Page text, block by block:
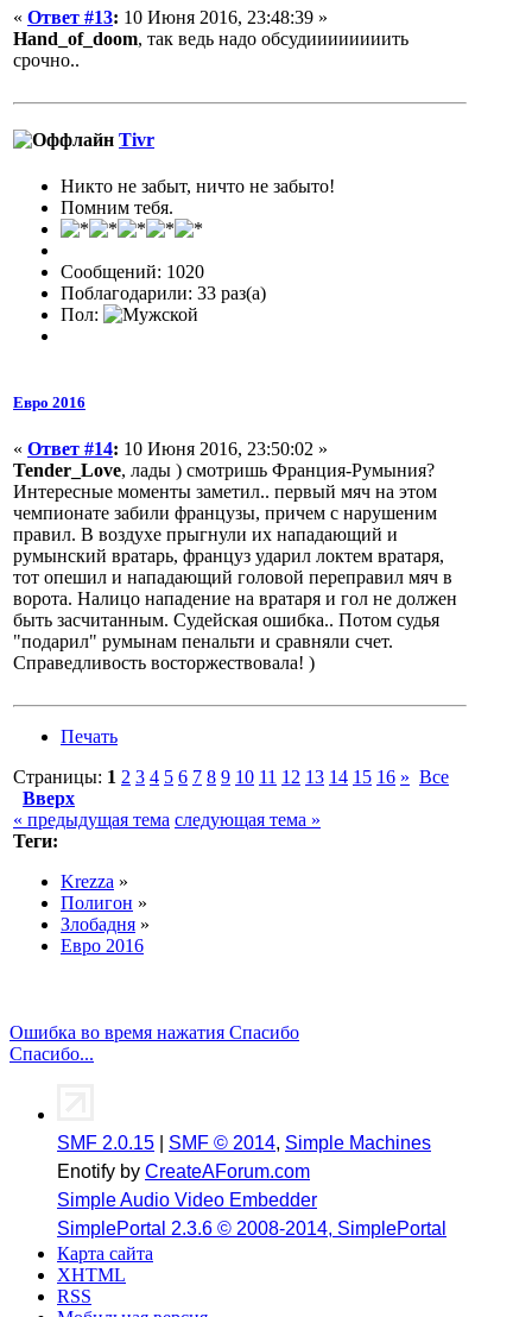
« Ответ #13: 10 Июня 2016, 23:48:39 »
Hand_of_doom, так ведь надо обсудиииииииить
срочно..
Tivr
Никто не забыт, ничто не забыто!
Помним тебя.
Сообщений: 1020
Поблагодарили: 33 раз(а)
Пол:
Евро 2016
« Ответ #14: 10 Июня 2016, 23:50:02 »
Tender_Love, лады ) смотришь Франция-Румыния?
Интересные моменты заметил.. первый мяч на этом
чемпионате забили французы, причем с нарушеним
правил. В воздухе прыгнули их нападающий и
румынский вратарь, француз ударил локтем вратаря,
тот опешил и нападающий головой переправил мяч в
ворота. Налицо нападение на вратаря и гол не должен
быть засчитанным. Судейская ошибка.. Потом судья
"подарил" румынам пенальти и сравняли счет.
Справедливость восторжествовала! )
Печать
Страницы: 1 2 3 4 5 6 7 8 9 10 11 12 13 14 15 16 » Все
Вверх
« предыдущая тема следующая тема »
Теги:
Krezza »
Полигон »
Злобадня »
Евро 2016
Ошибка во время нажатия Спасибо
Спасибо...
SMF 2.0.15 SMF © 2014, Simple Machines
Enotify by CreateAForum.com
Simple Audio Video Embedder
SimplePortal 2.3.6 © 2008-2014, SimplePortal
Карта сайта
XHTML
RSS